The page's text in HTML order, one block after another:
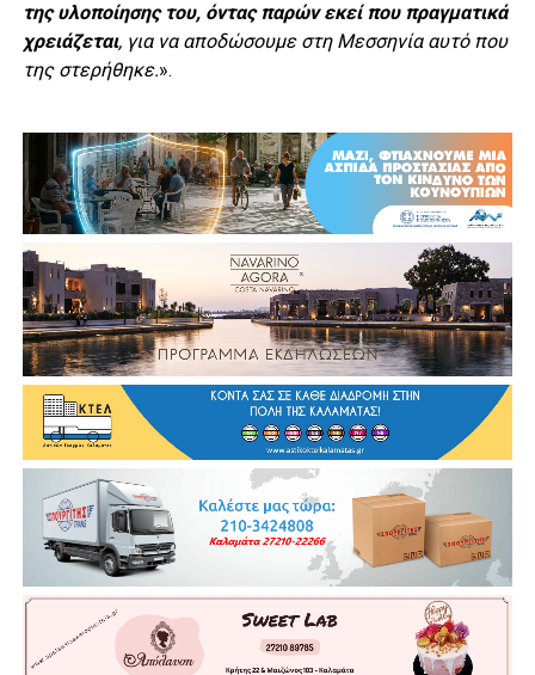
της υλοποίησης του, όντας παρών εκεί που πραγματικά
χρειάζεται, για να αποδώσουμε στη Μεσσηνία αυτό που
της στερήθηκε.».